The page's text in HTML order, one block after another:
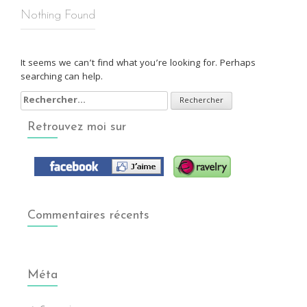
Nothing Found
It seems we can’t find what you’re looking for. Perhaps
searching can help.
Rechercher :
Retrouvez moi sur
Commentaires récents
Méta